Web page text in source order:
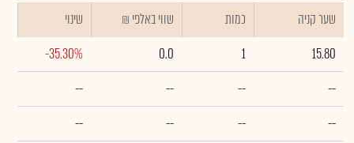
שער קניה כמות ₪ שווי באלפי
שינוי
15.80
1
0.0
-35.30%
--
--
--
--
--
--
--
--